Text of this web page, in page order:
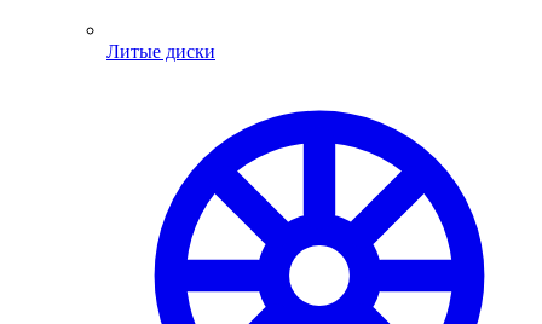
Литые диски